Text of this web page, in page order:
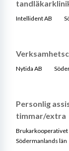
Intellident AB
Nytida AB
Personlig
timmar/extra
Brukarkooperativet
Södermanlands län